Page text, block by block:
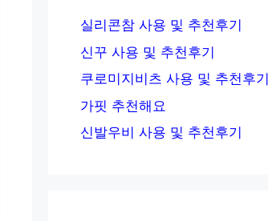
실리콘참 사용 및 추천후기
신꾸 사용 및 추천후기
쿠로미지비츠 사용 및 추천후기
가핏 추천해요
신발우비 사용 및 추천후기